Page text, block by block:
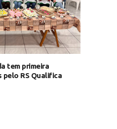
tem primeira
pelo RS Qualifica